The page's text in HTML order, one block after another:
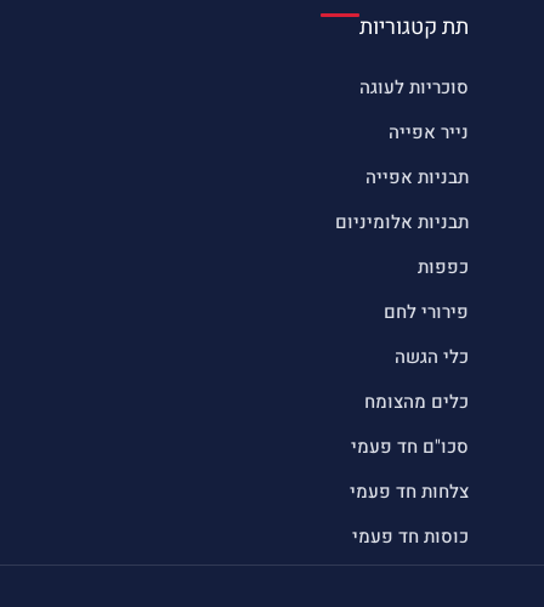
תת קטגוריות
סוכריות לעוגה
נייר אפייה
תבניות אפייה
תבניות אלומיניום
כפפות
פירורי לחם
כלי הגשה
כלים מהצומח
סכו"ם חד פעמי
צלחות חד פעמי
כוסות חד פעמי